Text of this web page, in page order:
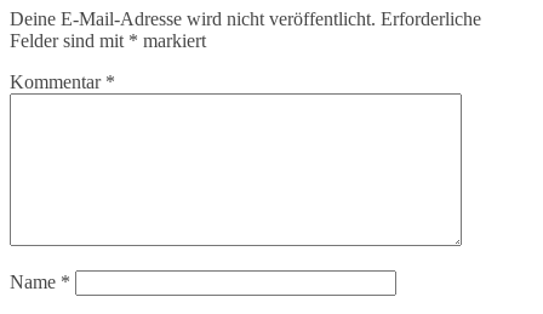
Deine E-Mail-Adresse wird nicht veröffentlicht. Erforderliche
Felder sind mit * markiert
Kommentar *
Name *